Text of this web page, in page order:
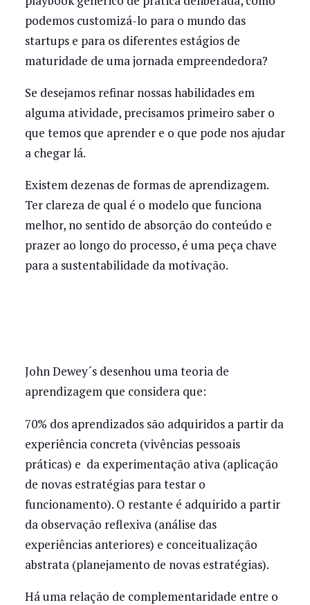
podemos customizá-lo para o mundo das
startups e para os diferentes estágios de
maturidade de uma jornada empreendedora?
Se desejamos refinar nossas habilidades em
alguma atividade, precisamos primeiro saber o
que temos que aprender e o que pode nos ajudar
a chegar lá.
Existem dezenas de formas de aprendizagem.
Ter clareza de qual é o modelo que funciona
melhor, no sentido de absorção do conteúdo e
prazer ao longo do processo, é uma peça chave
para a sustentabilidade da motivação.
John Dewey´s desenhou uma teoria de
aprendizagem que considera que:
70% dos aprendizados são adquiridos a partir da
experiência concreta (vivências pessoais
práticas) e da experimentação ativa (aplicação
de novas estratégias para testar o
funcionamento). O restante é adquirido a partir
da observação reflexiva (análise das
experiências anteriores) e conceitualização
abstrata (planejamento de novas estratégias).
Há uma relação de complementaridade entre o